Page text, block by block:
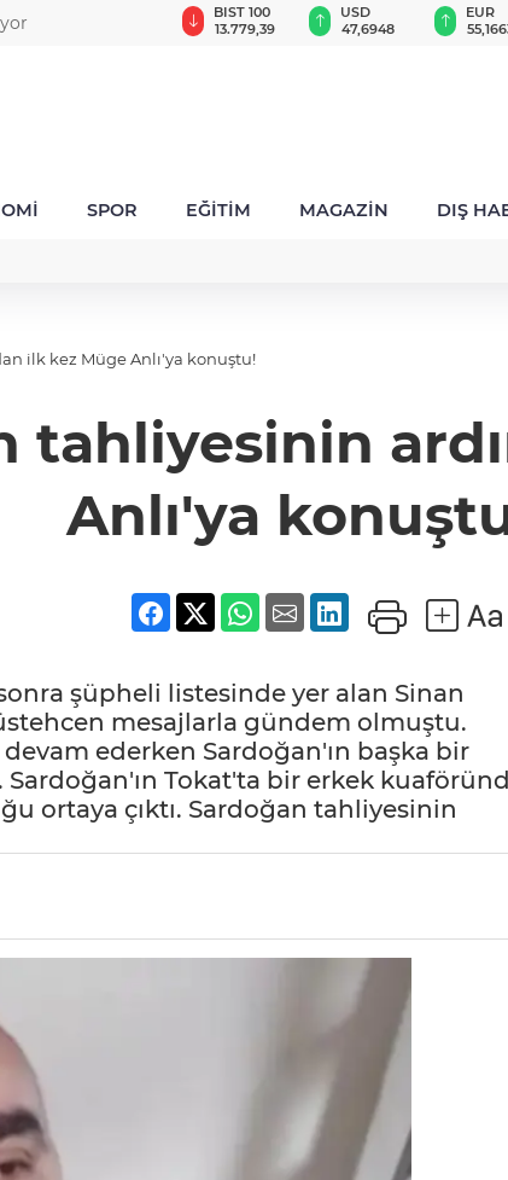
BIST 100
13.779,39
USD
47,6948
EUR
SPOR EĞİTİM MAGAZİN DIŞ
ilk kez Müge Anlı'ya konuştu!
tahliyesinin
Anlı'ya
şüpheli listesinde yer alan Sinan
mesajlarla gündem olmuştu.
ederken Sardoğan'ın başka bir
Tokat'ta bir erkek
ortaya çıktı. Sardoğan tahliyesinin